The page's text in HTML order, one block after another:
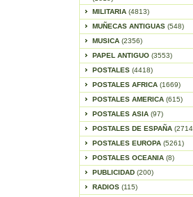
MILITARIA (4813)
MUÑECAS ANTIGUAS (548)
MUSICA (2356)
PAPEL ANTIGUO (3553)
POSTALES (4418)
POSTALES AFRICA (1669)
POSTALES AMERICA (615)
POSTALES ASIA (97)
POSTALES DE ESPAÑA
POSTALES EUROPA (5261)
POSTALES OCEANIA (8)
PUBLICIDAD (200)
RADIOS (115)